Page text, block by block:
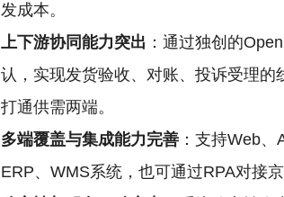
发成本。
上下游协同能力突出 ：通过独创的
认，实现发货验收、对账、投诉受理
打通供需两端。
多端覆盖与集成能力完善 ：支持Web
ERP、WMS系统，也可通过RPA对接